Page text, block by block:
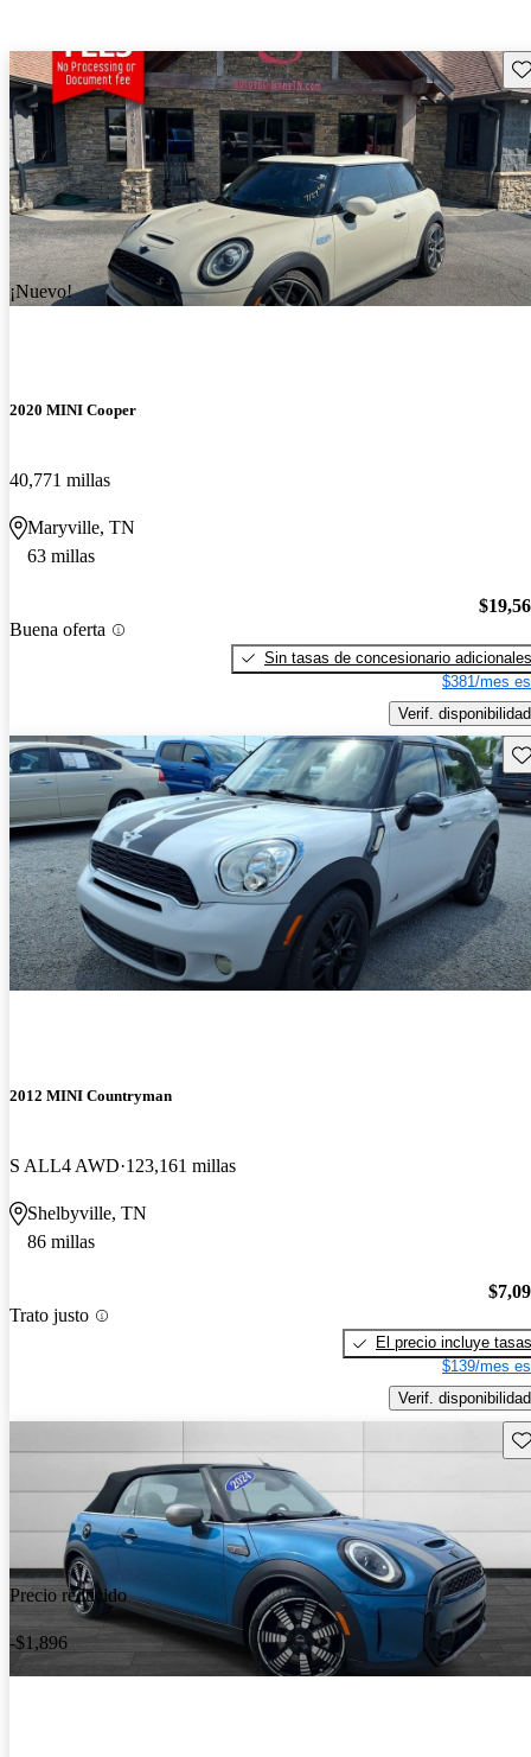
¡Nuevo!
2020 MINI Cooper
40,771 millas
Maryville, TN
63 millas
Buena oferta
Sin tasas de concesionario adicionales
$381/mes
Verif. disponibilidad
2012 MINI Countryman
S ALL4 AWD 123,161 millas
Shelbyville, TN
86 millas
Trato justo
El precio incluye tasas
$139/mes
Verif. disponibilidad
Precio reducido
-$1,896